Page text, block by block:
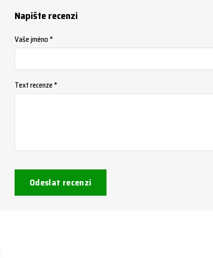
Napište recenzi
Vaše jméno *
Text recenze *
Odeslat recenzi